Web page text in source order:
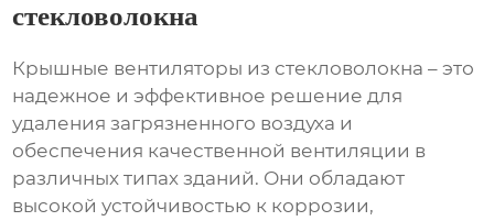
стекловолокна
Крышные вентиляторы из стекловолокна – это
надежное и эффективное решение для
удаления загрязненного воздуха и
обеспечения качественной вентиляции в
различных типах зданий. Они обладают
высокой устойчивостью к коррозии,